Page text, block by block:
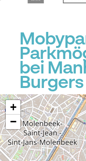
bei
Burgers
P
+
−